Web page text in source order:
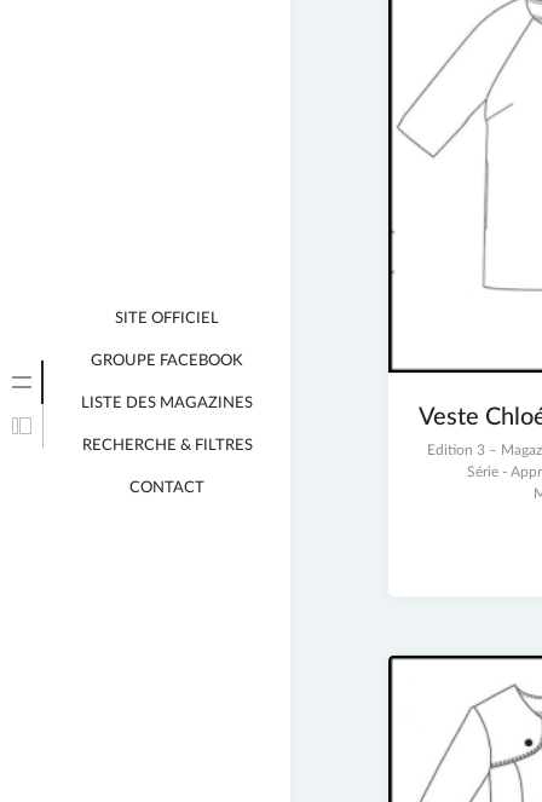
SITE OFFICIEL
GROUPE FACEBOOK
LISTE DES MAGAZINES
RECHERCHE & FILTRES
CONTACT
Veste
23Edition 3 –
Série -